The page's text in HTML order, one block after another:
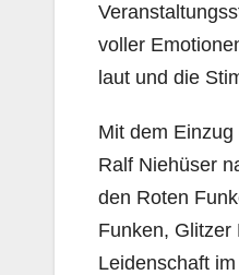
voller
laut und die
Mit dem
Ralf Niehüser
den Roten
Funken, Glitzer
Leidenschaft